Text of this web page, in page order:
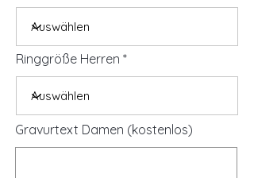
Ringgröße Herren
Gravurtext Damen (kostenlos)